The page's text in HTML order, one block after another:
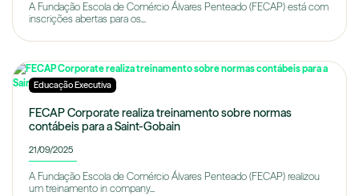
A Fundação Escola de Comércio Álvares Penteado (FECAP) está com
inscrições abertas para os...
Educação Executiva
FECAP Corporate realiza treinamento sobre normas
contábeis para a Saint-Gobain
21/09/2025
A Fundação Escola de Comércio Álvares Penteado (FECAP) realizou
um treinamento in company...